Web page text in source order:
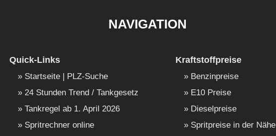
NAVIGATION
Quick-Links
Startseite | PLZ-Suche
24 Stunden Trend / Tankgesetz
Tankregel ab 1. April 2026
Spritrechner online
Kraftstoffpreise
Benzinpreise
E10 Preise
Dieselpreise
Spritpreise in der Nähe